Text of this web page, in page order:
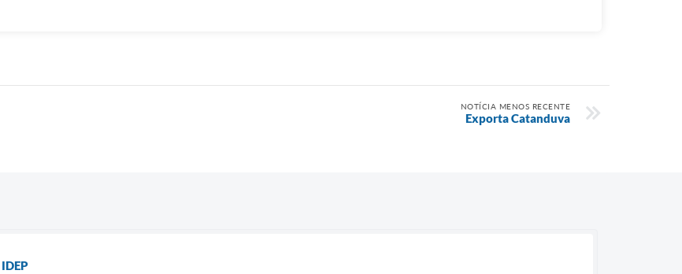
NOTÍCIA MENOS RECENTE
Exporta Catanduva